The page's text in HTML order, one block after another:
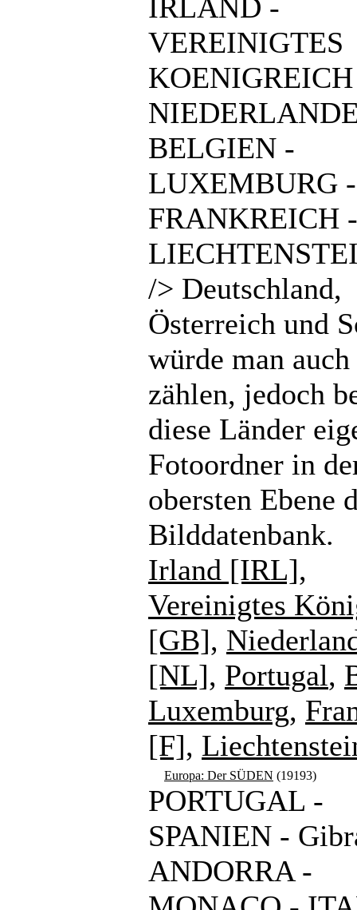
IRLAND -
VEREINIGTES
BELGIEN -
LUXEMBURG -
FRANKREICH -
/> Deutschland,
Österreich und
würde man auch
zählen, jedoch
diese Länder
Fotoordner in
obersten Ebene
Bilddatenbank.
Irland [IRL],
Vereinigtes
[GB],
[NL], Portugal,
Luxemburg,
[F],
Europa: Der SÜDEN (19193)
PORTUGAL -
SPANIEN -
ANDORRA -